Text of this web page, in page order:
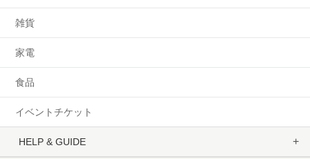
雑貨
家電
食品
イベントチケット
HELP & GUIDE